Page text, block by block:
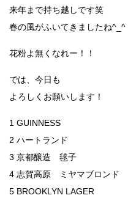
来年まで持ち越しです笑
春の風がふいてきましたね^_^
花粉よ無くなれー！！
では、今日も
よろしくお願いします！
1 GUINNESS
2 ハートランド
3 京都醸造 毬子
4 志賀高原 ミヤマブロンド
5 BROOKLYN LAGER